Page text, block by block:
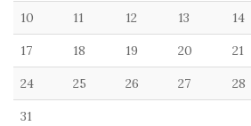
10 11 12 13 14
17 18 19 20 21
24 25 26 27 28
31